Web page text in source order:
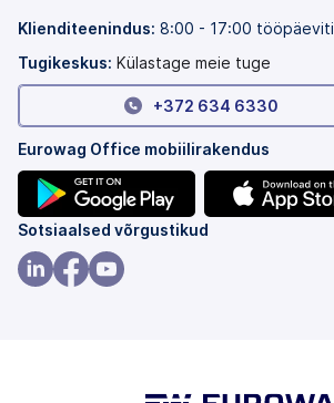
Klienditeenindus: 8:00 - 17:00 tööpäeviti
Tugikeskus: Külastage meie tuge
+372 634 6330
Eurowag Office mobiilirakendus
(avaneb
uuel
vahekaardil)
(avaneb
Sotsiaalsed võrgustikud